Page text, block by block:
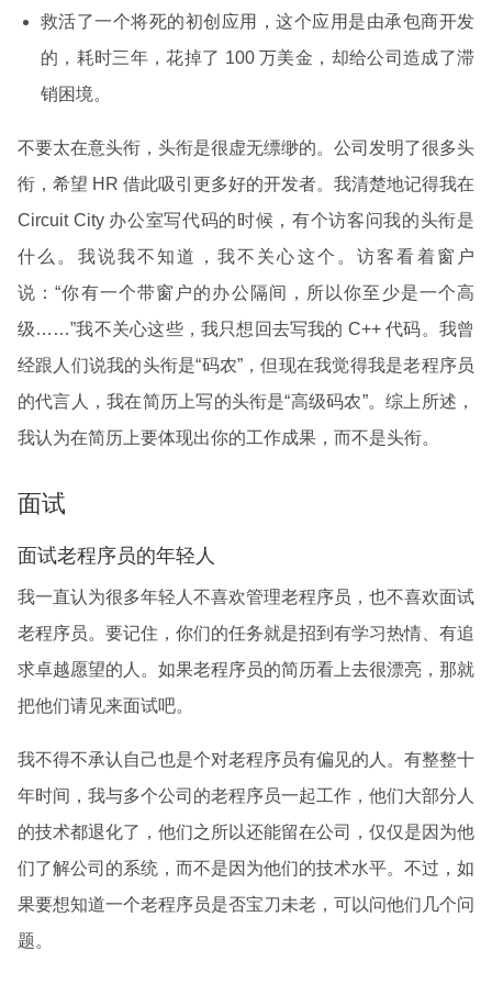
救活了一个将死的初创应用，这个应用是由承包商开发
的，耗时三年，花掉了 100 万美金，却给公司造成了滞
销困境。
不要太在意头衔，头衔是很虚无缥缈的。公司发明了很多头
衔，希望 HR 借此吸引更多好的开发者。我清楚地记得我在
Circuit City 办公室写代码的时候，有个访客问我的头衔是
什么。我说我不知道，我不关心这个。访客看着窗户
说：“你有一个带窗户的办公隔间，所以你至少是一个高
级……”我不关心这些，我只想回去写我的 C++ 代码。我曾
经跟人们说我的头衔是“码农”，但现在我觉得我是老程序员
的代言人，我在简历上写的头衔是“高级码农”。综上所述，
我认为在简历上要体现出你的工作成果，而不是头衔。
面试
面试老程序员的年轻人
我一直认为很多年轻人不喜欢管理老程序员，也不喜欢面试
老程序员。要记住，你们的任务就是招到有学习热情、有追
求卓越愿望的人。如果老程序员的简历看上去很漂亮，那就
把他们请见来面试吧。
我不得不承认自己也是个对老程序员有偏见的人。有整整十
年时间，我与多个公司的老程序员一起工作，他们大部分人
的技术都退化了，他们之所以还能留在公司，仅仅是因为他
们了解公司的系统，而不是因为他们的技术水平。不过，如
果要想知道一个老程序员是否宝刀未老，可以问他们几个问
题。